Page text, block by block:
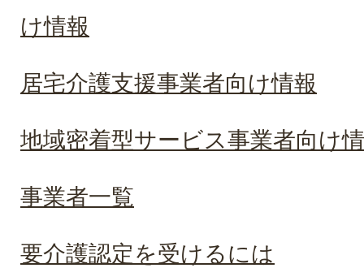
け情報
居宅介護支援事業者向け情報
地域密着型サービス事業者向け
事業者一覧
要介護認定を受けるには